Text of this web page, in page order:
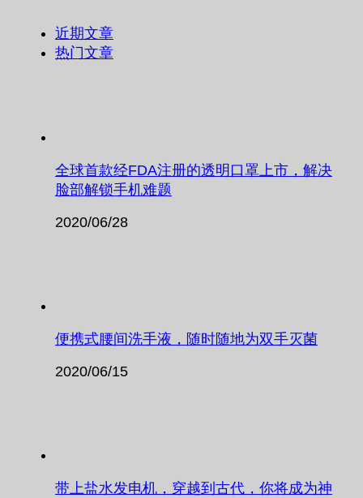
近期文章
热门文章
全球首款经FDA注册的透明口罩上市，解决
脸部解锁手机难题
2020/06/28
便携式腰间洗手液，随时随地为双手灭菌
2020/06/15
带上盐水发电机，穿越到古代，你将成为神